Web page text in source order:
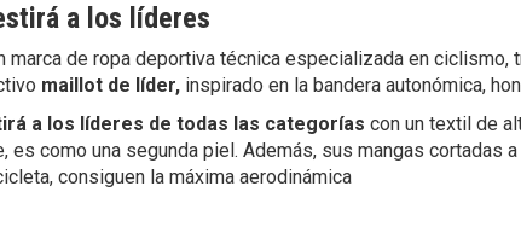
a los líderes
marca de ropa deportiva técnica especializada en ciclismo,
maillot de líder, inspirado en la bandera autonómica,
a los líderes de todas las categorías con un textil de
es como una segunda piel. Además, sus mangas cortadas
consiguen la máxima aerodinámica